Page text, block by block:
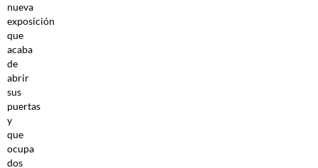
nueva
exposición
que
acaba
de
abrir
sus
puertas
y
que
ocupa
dos